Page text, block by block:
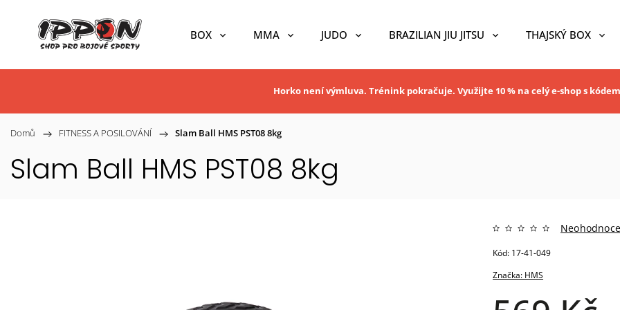
BOX MMA JUDO BRAZILIAN JIU JITSU THAJSKÝ BOX
Horko není výmluva. Trénink pokračuje. Využijte 10 % na celý e-shop s kódem
Domů / FITNESS A POSILOVÁNÍ / Slam Ball HMS PST08 8kg
Slam Ball HMS PST08 8kg
Značka: HMS
Kód: 17-41-049